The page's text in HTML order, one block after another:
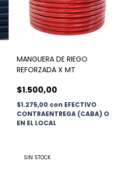
MANGUERA DE RIEGO
REFORZADA X MT
$1.500,00
$1.275,00 con EFECTIVO
CONTRAENTREGA (CABA) O
EN EL LOCAL
SIN STOCK